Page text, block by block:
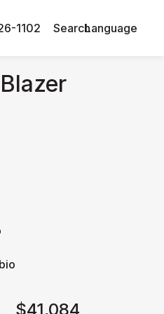
1102 SearchLanguage
$41,084